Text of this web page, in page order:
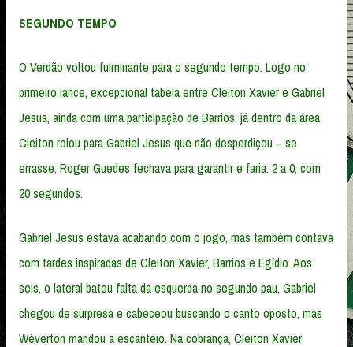
SEGUNDO TEMPO
O Verdão voltou fulminante para o segundo tempo. Logo no
primeiro lance, excepcional tabela entre Cleiton Xavier e Gabriel
Jesus, ainda com uma participação de Barrios; já dentro da área
Cleiton rolou para Gabriel Jesus que não desperdiçou – se
errasse, Roger Guedes fechava para garantir e faria: 2 a 0, com
20 segundos.
Gabriel Jesus estava acabando com o jogo, mas também contava
com tardes inspiradas de Cleiton Xavier, Barrios e Egídio. Aos
seis, o lateral bateu falta da esquerda no segundo pau, Gabriel
chegou de surpresa e cabeceou buscando o canto oposto, mas
Wéverton mandou a escanteio. Na cobrança, Cleiton Xavier